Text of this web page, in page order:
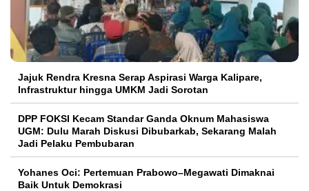
Jajuk Rendra Kresna Serap Aspirasi Warga Kalipare,
Infrastruktur hingga UMKM Jadi Sorotan
DPP FOKSI Kecam Standar Ganda Oknum Mahasiswa
UGM: Dulu Marah Diskusi Dibubarkab, Sekarang Malah
Jadi Pelaku Pembubaran
Yohanes Oci: Pertemuan Prabowo–Megawati Dimaknai
Baik Untuk Demokrasi